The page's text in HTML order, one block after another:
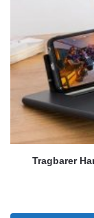
Tragbarer